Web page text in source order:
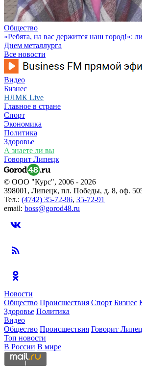
Общество
«Ребята, на вас держится наш город!»:
Днем металлурга
Все новости
Видео
Бизнес
НЛМК Live
Главное в стране
Спорт
Экономика
Политика
Здоровье
А знаете ли вы
Говорит Липецк
© ООО "Курс", 2006 - 2026
398001, Липецк, пл. Победы, д. 8, оф.
Тел.: (4742) 35-72-96, 35-72-91
email: boss@gorod48.ru
Новости
Общество Происшествия Спорт Бизнес
Здоровье Политика
Видео
Общество Происшествия Говорит
Топ новости
В России В мире